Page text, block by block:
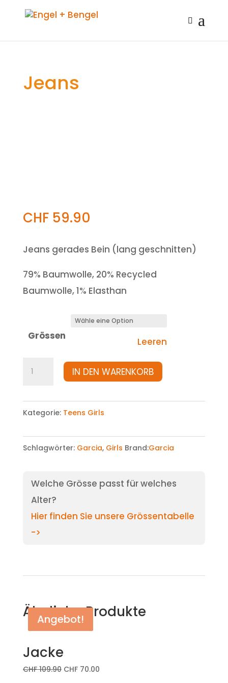
Jeans
CHF59.90
Jeans gerades Bein (lang geschnitten)
79% Baumwolle, 20% Recycled
Baumwolle, 1% Elasthan
Grössen
Leeren
Jeans
IN DEN WARENKORB
Kategorie: Teens Girls
Schlagwörter: Garcia, Girls Brand:Garcia
Welche Grösse passt für welches
Alter?
Hier finden Sie unsere Grössentabelle
->
Ähnliche Produkte
Angebot!
Jacke
CHF109.90 CHF70.00
Angebot!